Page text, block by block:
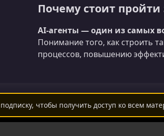
Почему стоит пройти
AI‑агенты — один из самых
Понимание того, как строить
процессов, повышению
чтобы получить доступ ко всем